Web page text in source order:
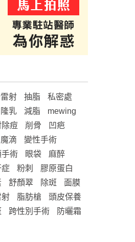
射 抽脂
私密處
隆乳 減脂
mewing
除痘 削骨
凹疤
魔滴
變性手術
手術 眼袋
麻醉
症 粉刺
膠原蛋白
舒顏翠 除斑
面膜
射 脂肪槍
頭皮保養
跨性別手術
防曬霜